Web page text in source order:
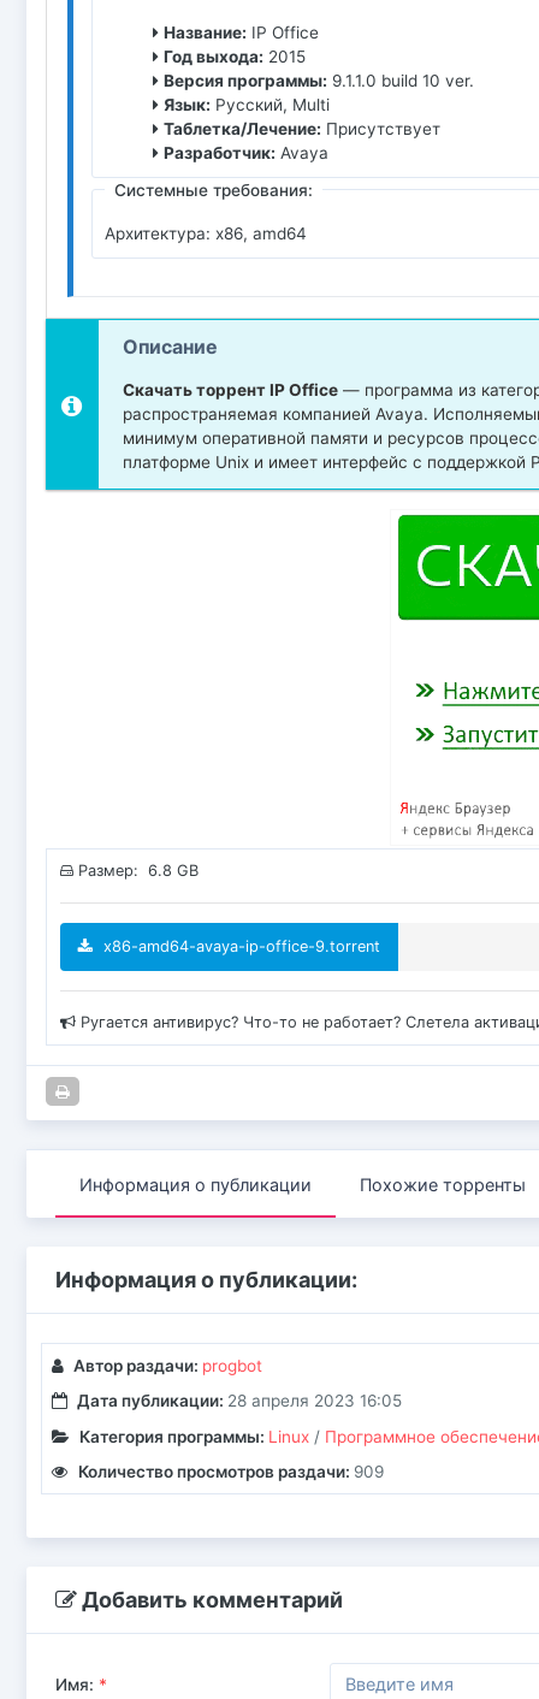
Название: IP Office
Год выхода: 2015
Версия программы: 9.1.1.0 build 10 ver.
Язык: Русский, Multi
Таблетка/Лечение: Присутствует
Разработчик: Avaya
Системные требования:
Архитектура: x86, amd64
Описание
Скачать торрент IP Office— программа из
распространяемая компанией Avaya.
минимум оперативной памяти и ресурсов
платформе Unix и имеет интерфейс с поддержкой
Размер: 6.8 GB
x86-amd64-avaya-ip-office-9.torrent
Ругается антивирус? Что-то не работает? Слетела
Информация о публикации Похожие торренты
Информация о публикации:
Автор раздачи: progbot
Дата публикации: 28 апреля 2023 16:05
Категория программы: Linux/ Программное
Количество просмотров раздачи: 909
Добавить комментарий
Имя: *